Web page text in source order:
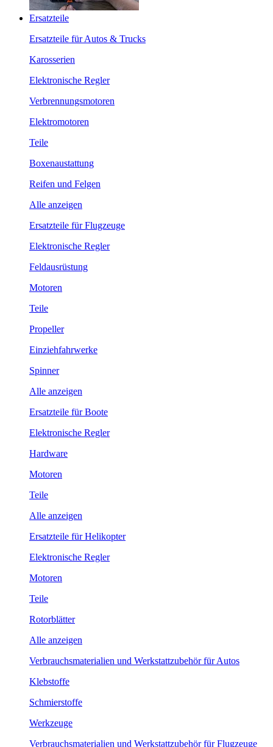
Ersatzteile
Ersatzteile für Autos & Trucks
Karosserien
Elektronische Regler
Verbrennungsmotoren
Elektromotoren
Teile
Boxenaustattung
Reifen und Felgen
Alle anzeigen
Ersatzteile für Flugzeuge
Elektronische Regler
Feldausrüstung
Motoren
Teile
Propeller
Einziehfahrwerke
Spinner
Alle anzeigen
Ersatzteile für Boote
Elektronische Regler
Hardware
Motoren
Teile
Alle anzeigen
Ersatzteile für Helikopter
Elektronische Regler
Motoren
Teile
Rotorblätter
Alle anzeigen
Verbrauchsmaterialien und Werkstattzubehör für Autos
Klebstoffe
Schmierstoffe
Werkzeuge
Verbrauchsmaterialien und Werkstattzubehör für Flugzeuge